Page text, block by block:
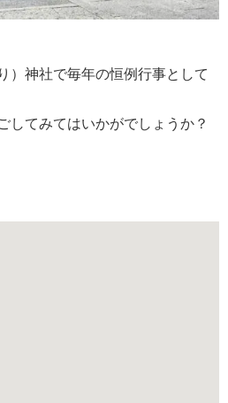
）神社で毎年の恒例行事として
してみてはいかがでしょうか？